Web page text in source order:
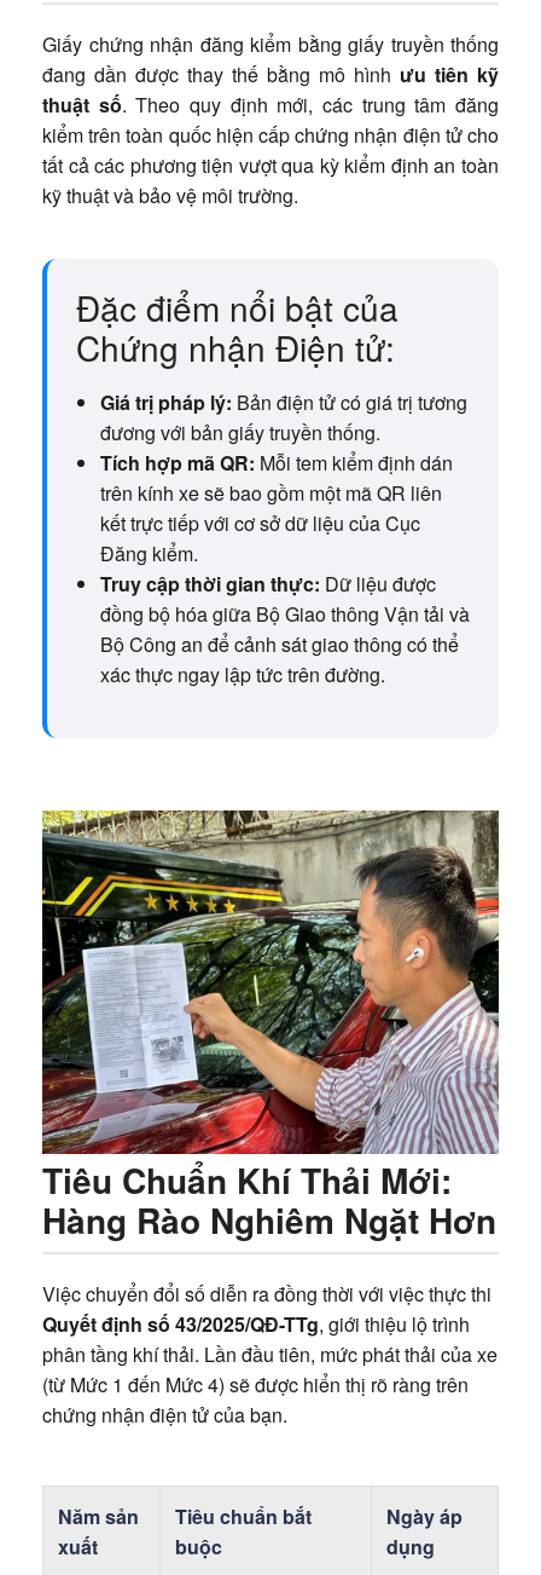
Giấy chứng nhận đăng kiểm bằng giấy truyền thống
đang dần được thay thế bằng mô hình ưu tiên kỹ
thuật số. Theo quy định mới, các trung tâm đăng
kiểm trên toàn quốc hiện cấp chứng nhận điện tử cho
tất cả các phương tiện vượt qua kỳ kiểm định an toàn
kỹ thuật và bảo vệ môi trường.
Đặc điểm nổi bật của
Chứng nhận Điện tử:
Giá trị pháp lý: Bản điện tử có giá trị tương
đương với bản giấy truyền thống.
Tích hợp mã QR: Mỗi tem kiểm định dán
trên kính xe sẽ bao gồm một mã QR liên
kết trực tiếp với cơ sở dữ liệu của Cục
Đăng kiểm.
Truy cập thời gian thực: Dữ liệu được
đồng bộ hóa giữa Bộ Giao thông Vận tải và
Bộ Công an để cảnh sát giao thông có thể
xác thực ngay lập tức trên đường.
Tiêu Chuẩn Khí Thải Mới:
Hàng Rào Nghiêm Ngặt Hơn
Việc chuyển đổi số diễn ra đồng thời với việc thực thi
Quyết định số 43/2025/QĐ-TTg, giới thiệu lộ trình
phân tầng khí thải. Lần đầu tiên, mức phát thải của xe
(từ Mức 1 đến Mức 4) sẽ được hiển thị rõ ràng trên
chứng nhận điện tử của bạn.
Năm sản
xuất
Tiêu chuẩn bắt
buộc
Ngày áp
dụng